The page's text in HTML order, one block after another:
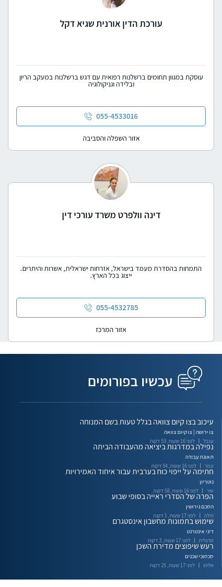
עורכת הדין אורנית שגיא דקל
עוסקת במגוון תחומים ברשלנות רפואית עם דגש ברשלנות במעקב הריון
ובלידה וגניקולוגיה
055-4533016
אזור השפלה והסביבה
דינה וולפרט משרד עורכי דין
התמחות בהסדרת מעמד בישראל, אזרחות ישראלית, אשרות והיתרים.
ייצוג בכל הארץ.
055-4532785
אזור המרכז
עכשיו בפורומים
עיכוב בצו קיום צוואה בגלל טעות בשם המנוחה
צו ירושה | צו קיום צוואה
ענבל לפני 16 שעות, 53 דקות
נפילה במדרגות ביציאה מהעבודה הביתה
תאונת עבודה
עמר לפני 16 שעות, 54 דקות
חתימה על ייפוי כוח בערבית עבור איחוד האמירויות
נוטריון
שיר לפני 16 שעות, 58 דקות
הפרה של הסדרי ראייה בסופי שבוע
הסכם גירושין
הילה לפני 17 שעות, 1 דקות
שימוש בתמונות מחשבון אינסטגרם
דיני אינטרנט
מרגלית לפני 17 שעות, 3 דקות
רעש שיפוצים מדירת השכן
סכסוכי שכנים
אליהו לפני 17 שעות, 25 דקות